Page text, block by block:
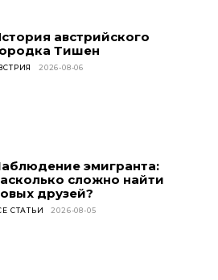
австрийского
Тишен
2026-08-06
эмигранта:
сложно найти
друзей?
СТАТЬИ 2026-08-05